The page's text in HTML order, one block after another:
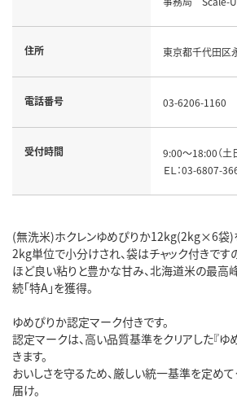
住所 東京都千代田区
電話番号 03-6206-1160
受付時間
9:00～18:00（土
ＥＬ：03-6807-
(無洗米)ホクレンゆめぴりか12kg(2kg×6袋)
2kg単位で小分けされ、袋はチャック付きです
ほど良い粘りと豊かな甘み、北海道米の最高
続「特A」を獲得。
ゆめぴりか認定マーク付きです。
認定マークは、高い品質基準をクリアした『
きます。
おいしさを守るため、厳しい統一基準を定め
届け。